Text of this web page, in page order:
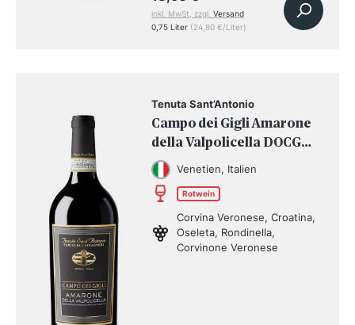
inkl. MwSt, zzgl.Versand
0,75 Liter (24,80 €/Liter)
Tenuta Sant’Antonio
Campo dei Gigli Amarone
della Valpolicella DOCG
2018Venetien, Italien
Rotwein
Corvina Veronese, Croatina,
Oseleta, Rondinella,
Corvinone Veronese